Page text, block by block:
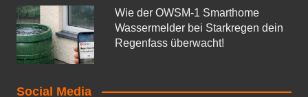
Wie der OWSM‑1 Smarthome
Wassermelder bei Starkregen dein
Regenfass überwacht!
Social Media